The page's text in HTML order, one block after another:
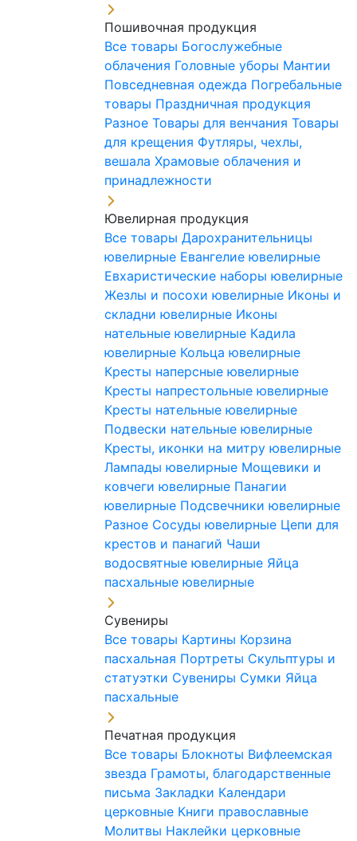
Пошивочная продукция
Все товары Богослужебные
облачения Головные уборы Мантии
Повседневная одежда Погребальные
товары Праздничная продукция
Разное Товары для венчания Товары
для крещения Футляры, чехлы,
вешала Храмовые облачения и
принадлежности
Ювелирная продукция
Все товары Дарохранительницы
ювелирные Евангелие ювелирные
Евхаристические наборы ювелирные
Жезлы и посохи ювелирные Иконы и
складни ювелирные Иконы
нательные ювелирные Кадила
ювелирные Кольца ювелирные
Кресты наперсные ювелирные
Кресты напрестольные ювелирные
Кресты нательные ювелирные
Подвески нательные ювелирные
Кресты, иконки на митру ювелирные
Лампады ювелирные Мощевики и
ковчеги ювелирные Панагии
ювелирные Подсвечники ювелирные
Разное Сосуды ювелирные Цепи для
крестов и панагий Чаши
водосвятные ювелирные Яйца
пасхальные ювелирные
Сувениры
Все товары Картины Корзина
пасхальная Портреты Скульптуры и
статуэтки Сувениры Сумки Яйца
пасхальные
Печатная продукция
Все товары Блокноты Вифлеемская
звезда Грамоты, благодарственные
письма Закладки Календари
церковные Книги православные
Молитвы Наклейки церковные